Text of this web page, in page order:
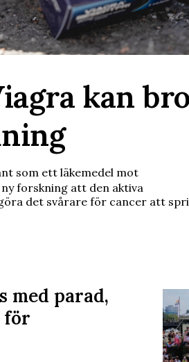
kan
som ett läkemedel mot
forskning att den aktiva
det svårare för cancer att
med parad,
för